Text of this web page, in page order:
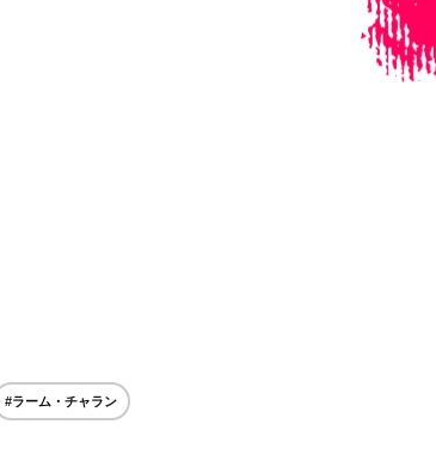
#ラーム・チャラン